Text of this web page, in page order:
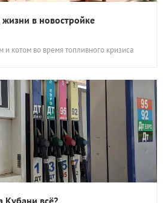
в новостройке
котом во время топливного кризиса
Кубани всё?